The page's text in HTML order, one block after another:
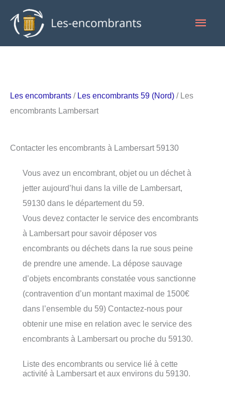
contenu
Les encombrants / Les encombrants 59 (Nord) / Les
encombrants Lambersart
Contacter les encombrants à Lambersart 59130
Vous avez un encombrant, objet ou un déchet à
jetter aujourd’hui dans la ville de Lambersart,
59130 dans le département du 59.
Vous devez contacter le service des encombrants
à Lambersart pour savoir déposer vos
encombrants ou déchets dans la rue sous peine
de prendre une amende. La dépose sauvage
d’objets encombrants constatée vous sanctionne
(contravention d’un montant maximal de 1500€
dans l’ensemble du 59) Contactez-nous pour
obtenir une mise en relation avec le service des
encombrants à Lambersart ou proche du 59130.
Liste des encombrants ou service lié à cette
activité à Lambersart et aux environs du 59130.